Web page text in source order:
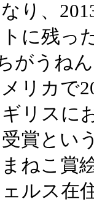
り、
に残っ
がうね
リカで
リスに
賞とい
ねこ賞
ルス在